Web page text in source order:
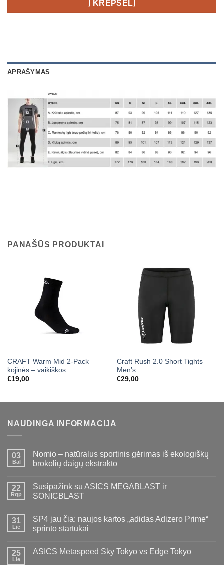
Į KREPŠELĮ
APRAŠYMAS
PANAŠŪS PRODUKTAI
CRAFT Warm Mid 2-Pack
kojinės – vaikiškos
€19,00
Craft Rush 2.0 Short Tights
Men’s
€29,00
NAUDINGA INFORMACIJA
03
Bal
Nomio – natūralus sportinis gėrimas iš ekologiškų
brokolių daigų ekstrakto
22
Rgp
Susipažink su ASICS MEGABLAST ir
SONICBLAST
31
Lie
SP4 jau čia: naujos kartos „adidas Adizero Prime“
sprinto startukai
25
Lie
ASICS Metaspeed Sky Tokyo vs Edge Tokyo